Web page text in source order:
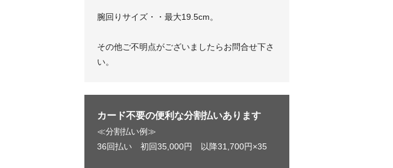
腕回りサイズ・・最大19.5cm。
その他ご不明点がございましたらお問合せ下さ
い。
カード不要の便利な分割払いあります
≪分割払い例≫
36回払い 初回35,000円 以降31,700円×35